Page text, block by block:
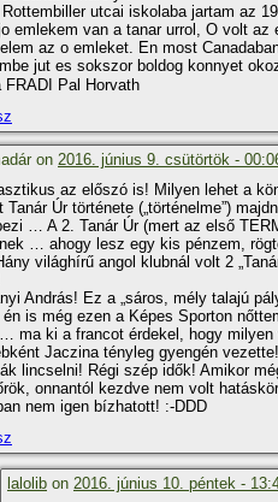
Rottembiller utcai iskolaba jartam az
emlekem van a tanar urrol, O volt
az o emleket. En most
jut es sokszor boldog konnyet
FRADI Pal Horvath
on 2016. június 9. csütörtök -
az előszó is! Milyen lehet a
Tanár Úr története („történelme”)
… A 2. Tanár Úr (mert az első
… ahogy lesz egy kis pénzem,
világhí­rű angol klubnál volt 2
András! Ez a „sáros, mély talajú
én is még ezen a Képes Sporton
ma ki a francot érdekel, hogy milyen
Jaczina tényleg gyengén
lincselni! Régi szép idők! Amikor
onnantól kezdve nem volt
nem igen bí­zhatott! :-DDD
lalolib on 2016. június 10. péntek -